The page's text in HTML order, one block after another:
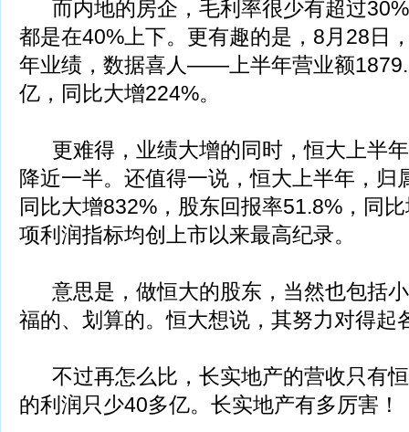
而内地的房企，毛利率很少有超过
都是在40%上下。更有趣的是，8月28日
年业绩，数据喜人——上半年营业额
亿，同比大增224%。
更难得，业绩大增的同时，恒大上半
降近一半。还值得一说，恒大上半年，归
同比大增832%，股东回报率51.8%，同
项利润指标均创上市以来最高纪录。
意思是，做恒大的股东，当然也包括
福的、划算的。恒大想说，其努力对得起
不过再怎么比，长实地产的营收只有
的利润只少40多亿。长实地产有多厉害！